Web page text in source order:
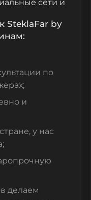
сети и
SteklaFar by
по
и
у нас
делаем